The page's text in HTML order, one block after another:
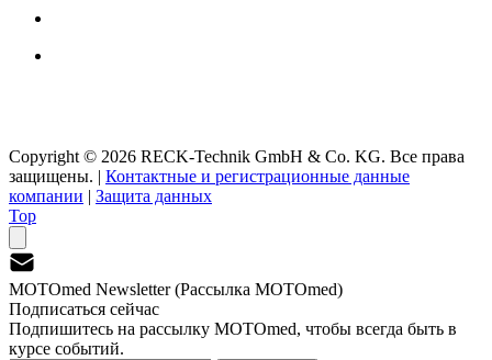
Copyright © 2026 RECK-Technik GmbH & Co. KG. Все права
защищены. | Контактные и регистрационные данные
компании | Защита данных
Top
MOTOmed Newsletter (Рассылка MOTOmed)
Подписаться сейчас
Подпишитесь на рассылку MOTOmed, чтобы всегда быть в
курсе событий.